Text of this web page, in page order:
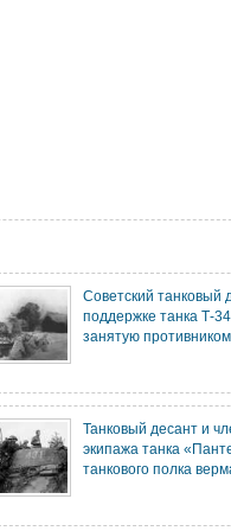
Советский танковый
поддержке танка Т-
занятую
Танковый десант и
экипажа танка
танкового полка